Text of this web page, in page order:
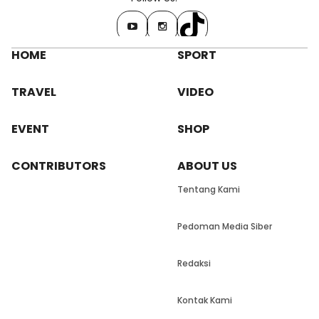
HOME SPORT
TRAVEL VIDEO
EVENT SHOP
CONTRIBUTORS ABOUT US
Tentang Kami
Pedoman Media Siber
Redaksi
Kontak Kami